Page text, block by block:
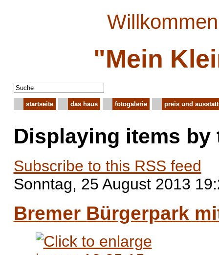
"Mein
startseite das haus fotogalerie preis und
Displaying items by
Subscribe to this RSS feed
Sonntag, 25 August 2013
Bremer Bürgerpark